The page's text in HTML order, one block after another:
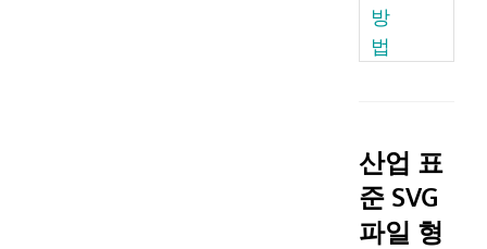
방
법
산업 표
준 SVG
파일 형